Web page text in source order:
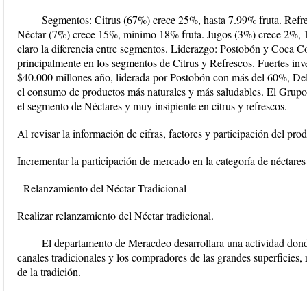
Segmentos: Citrus (67%) crece 25%, hasta 7.99% fruta.
Néctar (7%) crece 15%, mínimo 18% fruta. Jugos (3%) crece
claro la diferencia entre segmentos. Liderazgo: Postobón y Coca
principalmente en los segmentos de Citrus y Refrescos. Fuertes
$40.000 millones año, liderada por Postobón con más del 60%,
el consumo de productos más naturales y más saludables. El
el segmento de Néctares y muy insipiente en citrus y refrescos.
Al revisar la información de cifras, factores y participación del
Incrementar la participación de mercado en la categoría de
- Relanzamiento del Néctar Tradicional
Realizar relanzamiento del Néctar tradicional.
El departamento de Meracdeo desarrollara una actividad
canales tradicionales y los compradores de las grandes
de la tradición.